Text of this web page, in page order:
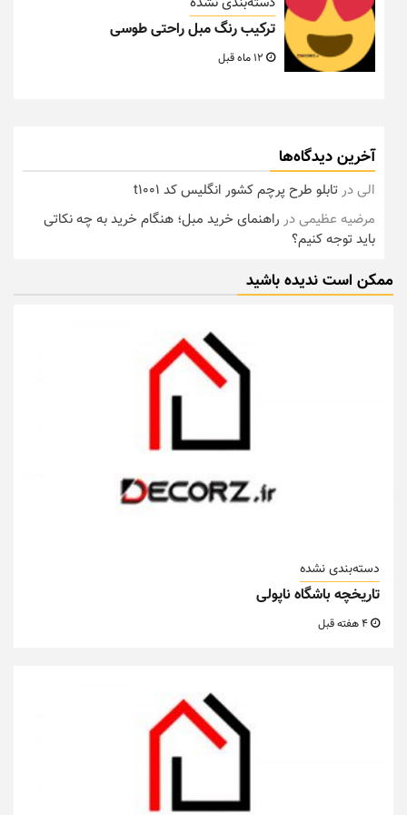
ترکیب رنگ مبل راحتی طوسی
آخرین دیدگاه‌ها
الیدرتابلو طرح پرچم کشور انگلیس کد t1001
مرضیه عظیمیدر راهنمای خرید مبل؛ هنگام خرید به چه نکاتی
باید توجه کنیم؟
ممکن است ندیده باشید
دسته‌بندی نشده
تاریخچه باشگاه ناپولی